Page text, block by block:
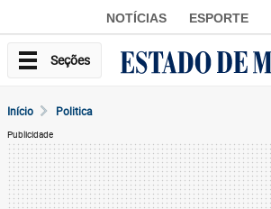
NOTÍCIAS ESPORTE
Seções
Início Politica
Publicidade